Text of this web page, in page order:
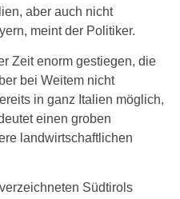
aber auch nicht
meint der Politiker.
Zeit enorm gestiegen, die
bei Weitem nicht
in ganz Italien möglich,
einen groben
landwirtschaftlichen
Südtirols